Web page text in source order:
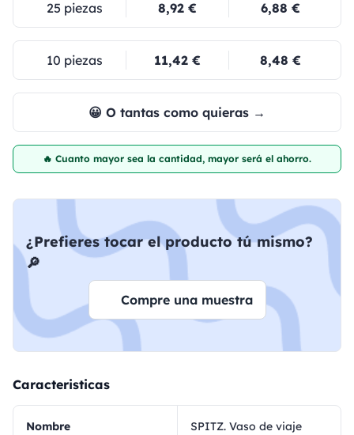
25 piezas 8,92 € 6,88 €
10 piezas 11,42 € 8,48 €
😀 O tantas como quieras →
🔥 Cuanto mayor sea la cantidad, mayor será el ahorro.
¿Prefieres tocar el producto tú mismo?
🔎
Compre una muestra
Caracteristicas
Nombre
SPITZ. Vaso de viaje